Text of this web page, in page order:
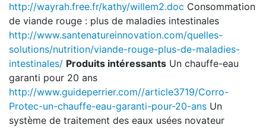
http://wayrah.free.fr/kathy/willem2.doc Consommation
de viande rouge : plus de maladies intestinales
http://www.santenatureinnovation.com/quelles-
solutions/nutrition/viande-rouge-plus-de-maladies-
intestinales/ Produits intéressants Un chauffe-eau
garanti pour 20 ans
http://www.guideperrier.com//article3719/Corro-
Protec-un-chauffe-eau-garanti-pour-20-ans Un
système de traitement des eaux usées novateur